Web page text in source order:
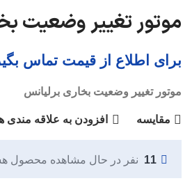
موتور تغییر وضعیت
برای اطلاع از قیمت تماس
موتور تغییر وضعیت بخاری برلیانس
مقایسه افزودن به علاقه مندی
11 نفر در حال مشاهده محصول